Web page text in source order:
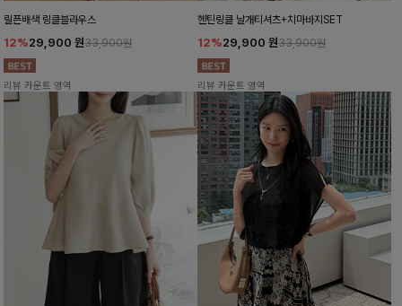
릴픈배색 링클블라우스
12%29,900 원33,900원
리뷰 카운트 영역
헨틴링클 날개티셔츠+치마바지SET
12%29,900 원33,900원
리뷰 카운트 영역